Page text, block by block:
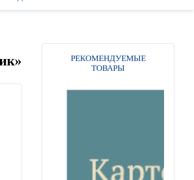
РЕКОМЕНДУЕМЫЕ
ТОВАРЫ